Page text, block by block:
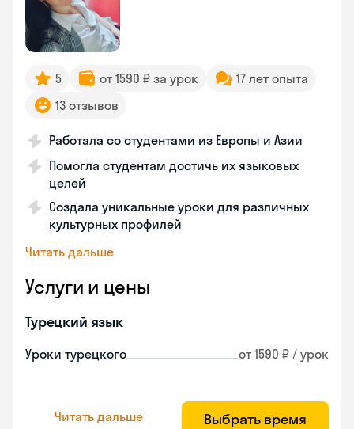
5 от 1590 ₽ за урок
17 лет опыта
13 отзывов
Работала со студентами из Европы и Азии
Помогла студентам достичь их языковых
целей
Создала уникальные уроки для различных
культурных профилей
Читать дальше
Услуги и цены
Турецкий язык
Уроки турецкого от 1590 ₽ / урок
Читать дальше Выбрать время